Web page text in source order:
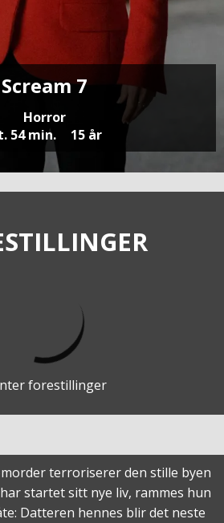
Scream 7
Horror
54 min.
15 år
forestillinger
terroriserer den stille byen
startet sitt nye liv, rammes hun
Datteren hennes blir det neste